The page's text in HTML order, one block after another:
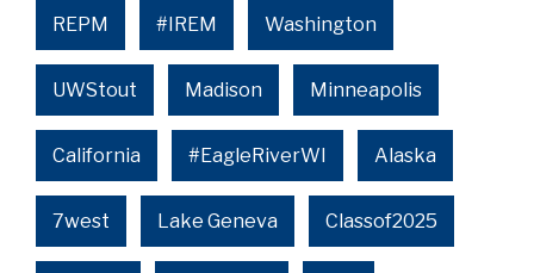
REPM #IREM Washington
UWStout Madison Minneapolis
California #EagleRiverWI Alaska
7west Lake Geneva Classof2025